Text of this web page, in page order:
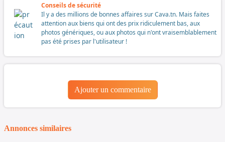
Conseils de sécurité
Il y a des millions de bonnes affaires sur Cava.tn. Mais faites
attention aux biens qui ont des prix ridiculement bas, aux
photos génériques, ou aux photos qui n'ont vraisemblablement
pas été prises par l'utilisateur !
Ajouter un commentaire
Annonces similaires